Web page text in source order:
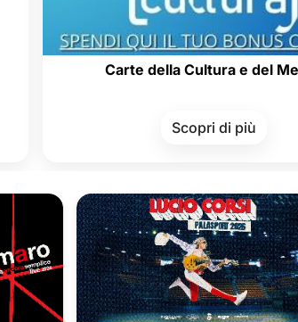
Carte della Cultura e del Merito
Scopri di più